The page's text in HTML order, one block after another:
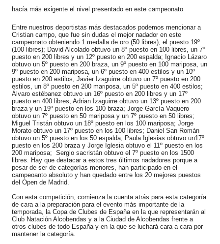
hacía más exigente el nivel presentado en este campeonato
Entre nuestros deportistas más destacados podemos mencionar a
Cristian campo, que fue sin dudas el mejor nadador en este
campeonato obteniendo 1 medalla de oro (50 libres), el puesto 19º
(100 libres); David Alcolado obtuvo un 8º puesto en 100 libres, un 7º
puesto en 200 libres y un 12º puesto en 200 espalda; Ignacio Lázaro
obtuvo un 5º puesto en 200 braza, un 9º puesto en 100 mariposa, un
9º puesto en 200 mariposa, un 6º puesto en 400 estilos y un 10º
puesto en 200 estilos; Javier Izaguirre obtuvo un 7º puesto en 200
estilos, un 8º puesto en 200 mariposa, un 5º puesto en 400 estilos;
Álvaro estébanez obtuvo un 16º puesto en 200 libres y un 17º
puesto en 400 libres, Adrian Izaguirre obtuvo un 13º puesto en 200
braza y un 19º puesto en los 100 braza; Jorge García Vaquero
obtuvo un 7º puesto en 50 mariposa y un 7º puesto en 50 libres;
Miguel Tristán obtuvo un 18º puesto en los 100 mariposa; Jorge
Morato obtuvo un 17º puesto en los 100 libres; Daniel San Román
obtuvo un 5º puesto en los 50 espalda; Paula Iglesias obtuvo un17º
puesto en los 200 braza y Jorge Iglesia obtuvo el 11º puesto en los
200 mariposa; Sergio sacristán obtuvo el 7º puesto en los 1500
libres. Hay que destacar a estos tres últimos nadadores porque a
pesar de ser de categorías menores, han participado en el
campeoanto absoluto y han quedado entre los 20 mejores puestos
del Open de Madrid.
Con esta competición, comienza la cuenta atrás para esta categoría
de cara a la preparación para el evento más importante de la
temporada, la Copa de Clubes de España en la que representarán al
Club Natación Alcobendas y a la Ciudad de Alcobendas frente a
otros clubes de todo España y en la que se luchará cara a cara por
mantener la categoría.